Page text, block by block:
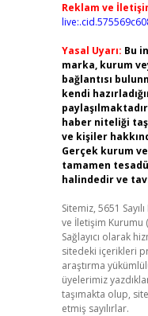
Reklam ve
Yasal Uyarı: Bu
marka, kurum
bağlantısı
kendi
haber niteliği
ve kişiler
Gerçek kurum
tamamen
halindedir ve
Sitemiz, 5651
ve İletişim Kurumu
Sağlayıcı olarak
sitedeki içerikleri
araştırma
üyelerimiz
taşımakta olup,
etmiş sayılırlar.